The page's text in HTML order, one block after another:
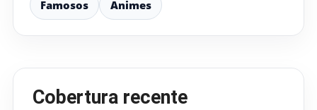
Famosos Animes
Cobertura recente